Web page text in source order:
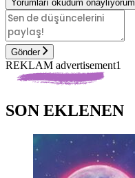
Yorumları okudum onaylıyorum
Gönder
REKLAM advertisement1
SON EKLENEN